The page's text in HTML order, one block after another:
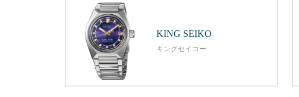
KING SEIKO
キングセイコー